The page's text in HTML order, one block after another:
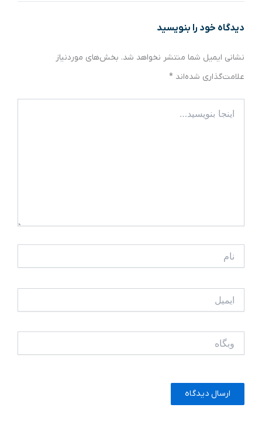
دیدگاه‌ خود را بنویسید
نشانی ایمیل شما منتشر نخواهد شد. بخش‌های موردنیاز
علامت‌گذاری شده‌اند *
بنویسید…